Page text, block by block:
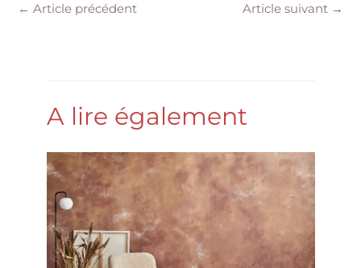
← Article précédent Article suivant →
A lire également